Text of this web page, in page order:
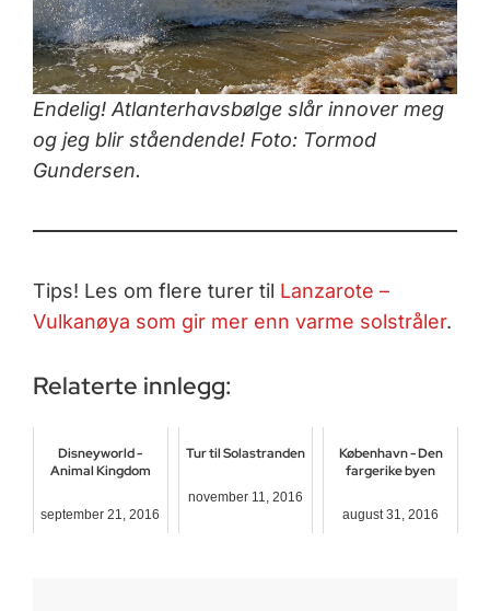
Endelig! Atlanterhavsbølge slår innover meg
og jeg blir ståendende! Foto: Tormod
Gundersen.
Tips! Les om flere turer til Lanzarote –
Vulkanøya som gir mer enn varme solstråler.
Relaterte innlegg:
Disneyworld -
Animal Kingdom
september 21, 2016
Tur til Solastranden
november 11, 2016
København - Den
fargerike byen
august 31, 2016